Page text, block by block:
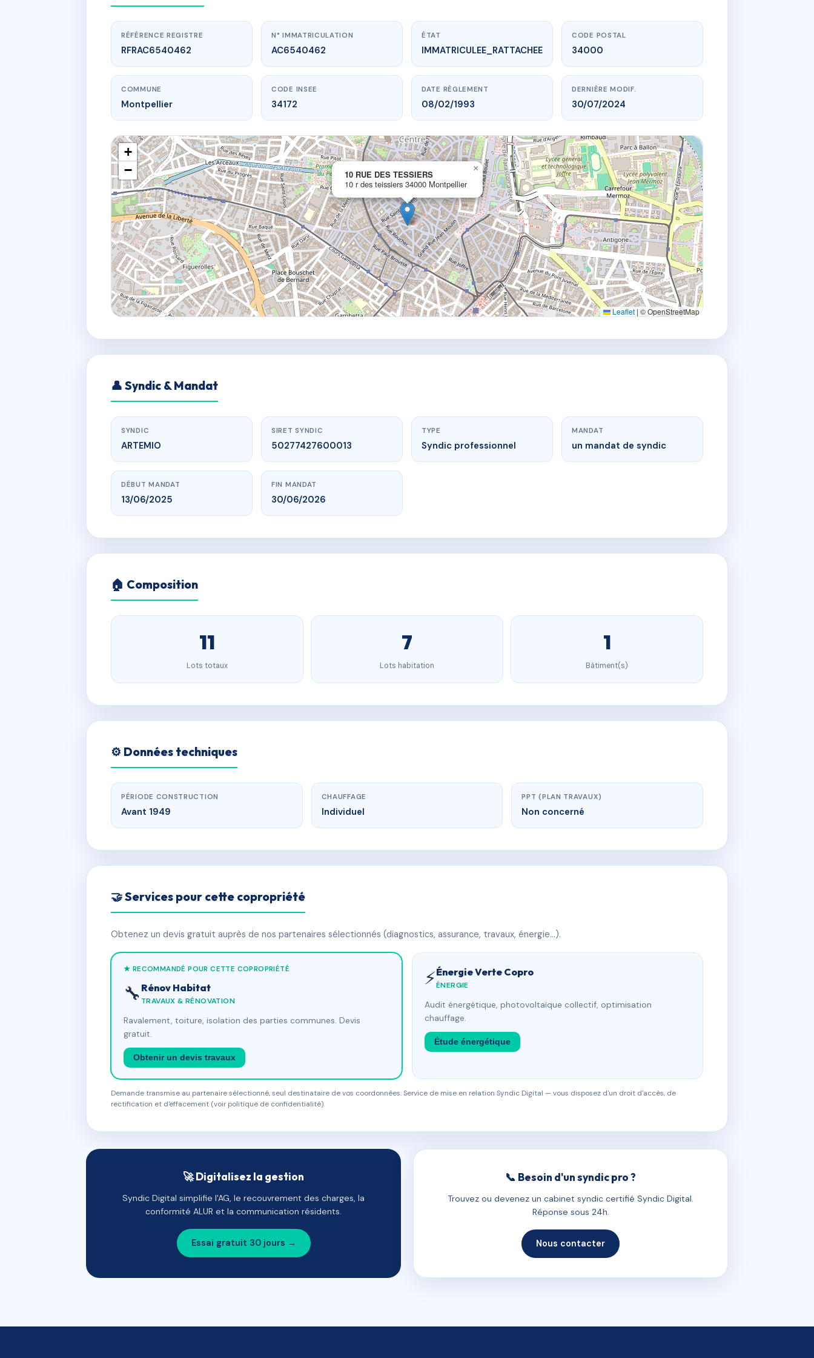
www.vme.plus/AC6540462
10 RUE DES TESSIERS
10 r des teissiers34000 Montpellier
RÉFÉRENCE REGISTRE
RFRAC6540462
N° IMMATRICULATION
AC6540462
ÉTAT
IMMATRICULEE_RATTACHEE
CODE POSTAL
34000
COMMUNE
Montpellier
CODE INSEE
34172
DATE RÈGLEMENT
08/02/1993
DERNIÈRE MODIF.
30/07/2024
10 RUE DES TESSIERS
10 r des teissiers 34000 Montpellier
×
+
−
Leaflet | © OpenStreetMap
👤 Syndic & Mandat
SYNDIC
ARTEMIO
SIRET SYNDIC
50277427600013
TYPE
Syndic professionnel
MANDAT
un mandat de syndic
DÉBUT MANDAT
13/06/2025
FIN MANDAT
30/06/2026
🏠 Composition
11
Lots totaux
7
Lots habitation
1
Bâtiment(s)
⚙️ Données techniques
PÉRIODE CONSTRUCTION
Avant 1949
CHAUFFAGE
Individuel
PPT (PLAN TRAVAUX)
Non concerné
🤝 Services pour cette copropriété
Obtenez un devis gratuit auprès de nos partenaires sélectionnés (diagnostics, assurance, travaux, énergie…).
★ RECOMMANDÉ POUR CETTE COPROPRIÉTÉ
🔧 Rénov Habitat
TRAVAUX & RÉNOVATION
Ravalement, toiture, isolation des parties communes. Devis
gratuit.
Obtenir un devis travaux
⚡Énergie Verte Copro
ÉNERGIE
Audit énergétique, photovoltaïque collectif, optimisation
chauffage.
Étude énergétique
Demande transmise au partenaire sélectionné, seul destinataire de vos coordonnées. Service de mise en relation Syndic Digital — vous disposez d'un droit d'accès, de
rectification et d'effacement (voir politique de confidentialité).
🚀 Digitalisez la gestion
Syndic Digital simplifie l'AG, le recouvrement des charges, la
conformité ALUR et la communication résidents.
Essai gratuit 30 jours →
📞 Besoin d'un syndic pro ?
Trouvez ou devenez un cabinet syndic certifié Syndic Digital.
Réponse sous 24h.
Nous contacter